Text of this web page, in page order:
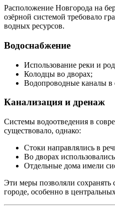
Расположение Новгорода на
озёрной системой требовало
водных ресурсов.
Водоснабжение
Использование реки и
Колодцы во дворах;
Водопроводные каналы в
Канализация и дренаж
Системы водоотведения в
существовало, однако:
Стоки направлялись в
Во дворах
Отдельные дома имели
Эти меры позволяли сохранять
городе, особенно в